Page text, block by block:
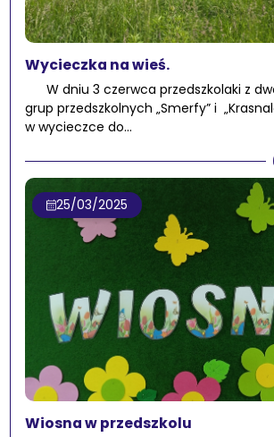
Wycieczka na wieś.
W dniu 3 czerwca przedszkolaki z
grup przedszkolnych „Smerfy” i
w wycieczce do…
25/03/2025
Wiosna w przedszkolu